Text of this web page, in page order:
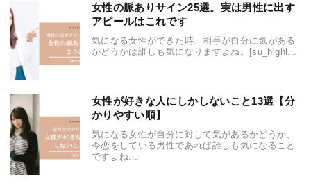
女性の脈ありサイン25選。実は男性に出す
アピールはこれです
気になる女性ができた時、相手が自分に気がある
かどうかは誰しも気になりますよね。[su_highl...
女性が好きな人にしかしないこと13選【分
かりやすい順】
気になる女性が自分に対して気があるかどうか、
今恋をしている男性であれば誰しも気になること
ですよね...